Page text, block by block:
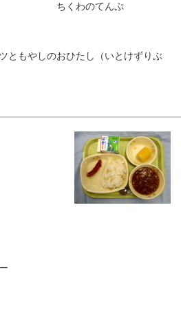
てんぷ
おひたし（いとけずりぶ